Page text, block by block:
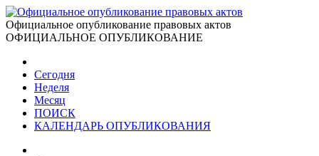
Официальное опубликование правовых актов
ОФИЦИАЛЬНОЕ ОПУБЛИКОВАНИЕ
Сегодня
Неделя
Месяц
ПОИСК
КАЛЕНДАРЬ ОПУБЛИКОВАНИЯ